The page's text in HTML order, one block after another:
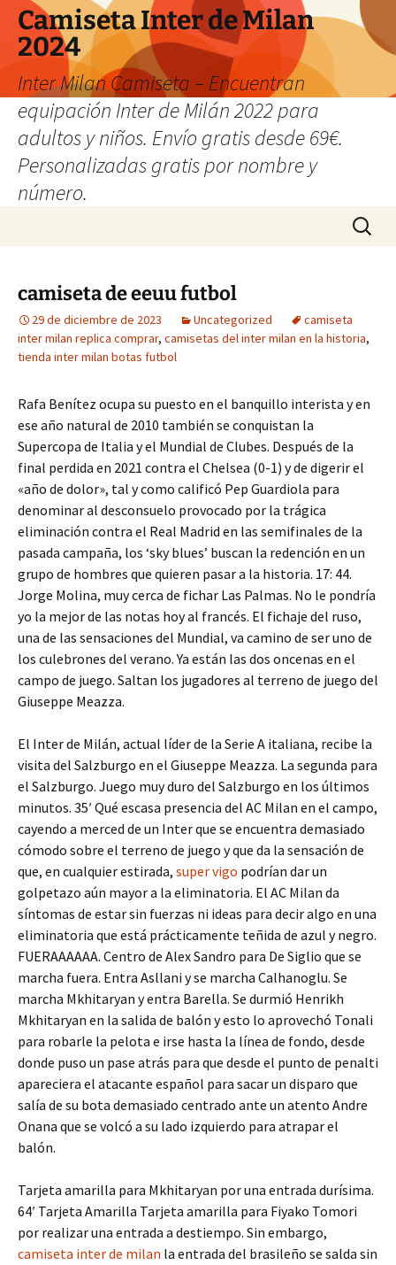
Camiseta Inter de Milan
2024
Inter Milan Camiseta – Encuentran
equipación Inter de Milán 2022 para
adultos y niños. Envío gratis desde 69€.
Personalizadas gratis por nombre y
número.
Buscar:
camiseta de eeuu futbol
29 de diciembre de 2023 Uncategorized
camiseta
inter milan replica comprar, camisetas del inter milan en la historia,
tienda inter milan botas futbol
Rafa Benítez ocupa su puesto en el banquillo interista y en
ese año natural de 2010 también se conquistan la
Supercopa de Italia y el Mundial de Clubes. Después de la
final perdida en 2021 contra el Chelsea (0-1) y de digerir el
«año de dolor», tal y como calificó Pep Guardiola para
denominar al desconsuelo provocado por la trágica
eliminación contra el Real Madrid en las semifinales de la
pasada campaña, los ‘sky blues’ buscan la redención en un
grupo de hombres que quieren pasar a la historia. 17: 44.
Jorge Molina, muy cerca de fichar Las Palmas. No le pondría
yo la mejor de las notas hoy al francés. El fichaje del ruso,
una de las sensaciones del Mundial, va camino de ser uno de
los culebrones del verano. Ya están las dos oncenas en el
campo de juego. Saltan los jugadores al terreno de juego del
Giuseppe Meazza.
El Inter de Milán, actual líder de la Serie A italiana, recibe la
visita del Salzburgo en el Giuseppe Meazza. La segunda para
el Salzburgo. Juego muy duro del Salzburgo en los últimos
minutos. 35′ Qué escasa presencia del AC Milan en el campo,
cayendo a merced de un Inter que se encuentra demasiado
cómodo sobre el terreno de juego y que da la sensación de
que, en cualquier estirada, super vigo podrían dar un
golpetazo aún mayor a la eliminatoria. El AC Milan da
síntomas de estar sin fuerzas ni ideas para decir algo en una
eliminatoria que está prácticamente teñida de azul y negro.
FUERAAAAAA. Centro de Alex Sandro para De Siglio que se
marcha fuera. Entra Asllani y se marcha Calhanoglu. Se
marcha Mkhitaryan y entra Barella. Se durmió Henrikh
Mkhitaryan en la salida de balón y esto lo aprovechó Tonali
para robarle la pelota e irse hasta la línea de fondo, desde
donde puso un pase atrás para que desde el punto de penalti
apareciera el atacante español para sacar un disparo que
salía de su bota demasiado centrado ante un atento Andre
Onana que se volcó a su lado izquierdo para atrapar el
balón.
Tarjeta amarilla para Mkhitaryan por una entrada durísima.
64′ Tarjeta Amarilla Tarjeta amarilla para Fiyako Tomori
por realizar una entrada a destiempo. Sin embargo,
camiseta inter de milan la entrada del brasileño se salda sin